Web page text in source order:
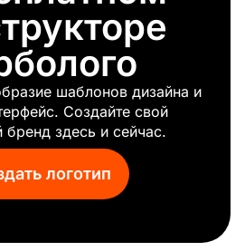
шаблонов дизайна и
Создайте свой
бренд здесь и сейчас.
логотип